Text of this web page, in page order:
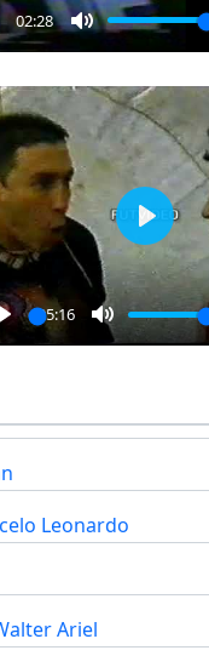
02:28
Mute
Play
05:16
Mute
Play
Leonardo
Ariel